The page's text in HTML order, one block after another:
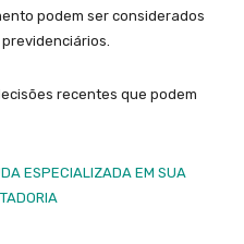
podem ser considerados
recentes que podem
ESPECIALIZADA EM SUA